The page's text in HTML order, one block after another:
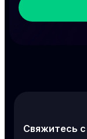
Свяжитесь